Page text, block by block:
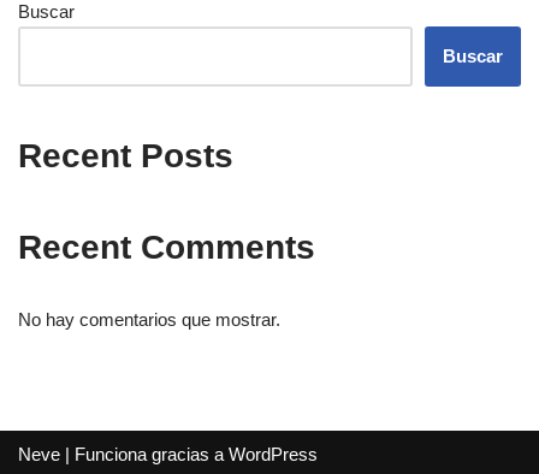
Buscar
Buscar
Recent Posts
Recent Comments
No hay comentarios que mostrar.
Neve | Funciona gracias a WordPress